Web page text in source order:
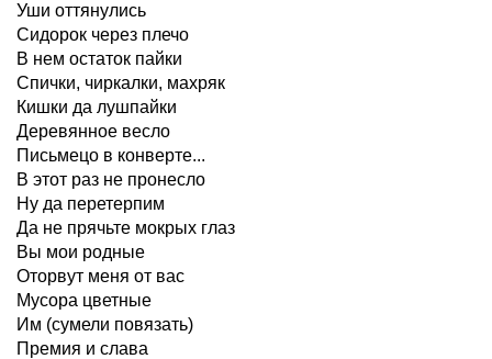
Уши оттянулись
Сидорок через плечо
В нем остаток пайки
Спички, чиркалки, махряк
Кишки да лушпайки
Деревянное весло
Письмецо в конверте...
В этот раз не пронесло
Ну да перетерпим
Да не прячьте мокрых глаз
Вы мои родные
Оторвут меня от вас
Мусора цветные
Им (сумели повязать)
Премия и слава